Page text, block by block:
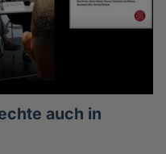
auch in